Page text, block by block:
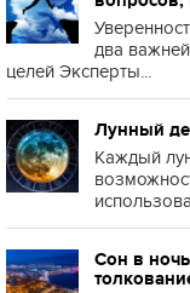
два
целей Эксперты...
Лунный
Каждый
Сон в